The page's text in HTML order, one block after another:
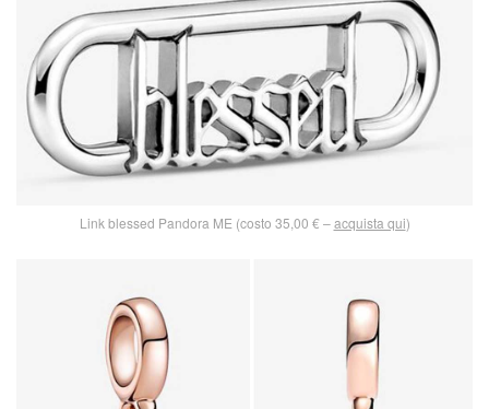
Link blessed Pandora ME (costo 35,00 € –acquista qui)